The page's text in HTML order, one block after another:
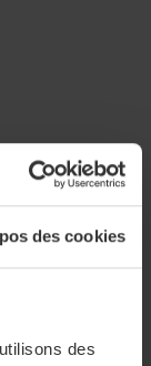
des cookies
des